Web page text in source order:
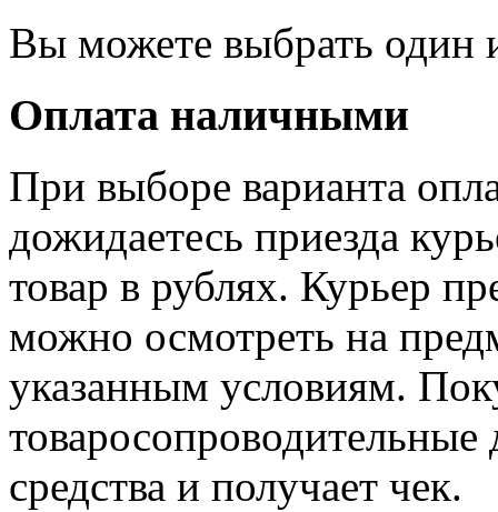
Вы можете выбрать один
Оплата наличными
При выборе варианта
дожидаетесь приезда
товар в рублях. Курьер
можно осмотреть на
указанным условиям.
средства и получает чек.